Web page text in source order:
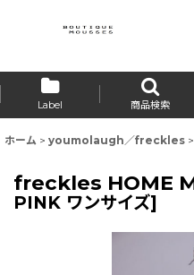
Label 商品検索
ホーム > youmolaugh／freckles >
freckles HOME
PINK ワンサイズ]